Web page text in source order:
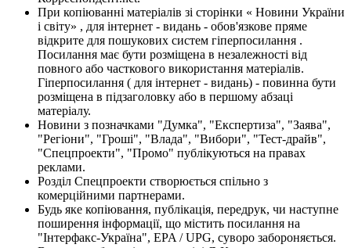
При копіюванні матеріалів зі сторінки « Новини України
і світу» , для інтернет - видань - обов'язкове пряме
відкрите для пошукових систем гіперпосилання .
Посилання має бути розміщена в незалежності від
повного або часткового використання матеріалів.
Гіперпосилання ( для інтернет - видань) - повинна бути
розміщена в підзаголовку або в першому абзаці
матеріалу.
Новини з позначками "Думка", "Експертиза", "Заява",
"Регіони", "Гроші", "Влада", "Вибори", "Тест-драйв",
"Спецпроекти", "Промо" публікуються на правах
реклами.
Розділ Спецпроекти створюється спільно з
комерційними партнерами.
Будь яке копіювання, публікація, передрук, чи наступне
поширення інформації, що містить посилання на
"Інтерфакс-Україна", EPA / UPG, суворо забороняється.